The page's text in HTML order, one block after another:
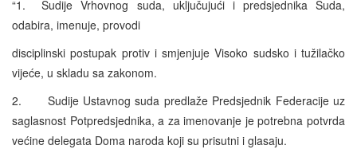
“1. Sudije Vrhovnog suda, uključujući i predsjednika Suda,
odabira, imenuje, provodi
disciplinski postupak protiv i smjenjuje Visoko sudsko i tužilačko
vijeće, u skladu sa zakonom.
2. Sudije Ustavnog suda predlaže Predsjednik Federacije uz
saglasnost Potpredsjednika, a za imenovanje je potrebna potvrda
većine delegata Doma naroda koji su prisutni i glasaju.